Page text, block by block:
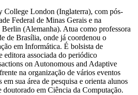
College London (Inglaterra), com pós-
Federal de Minas Gerais e na
(Alemanha). Atua como professora
de Brasília, onde já coordenou o
em Informática. É bolsista de
associada do periódico
on Autonomous and Adaptive
na organização de vários eventos
sua área de pesquisa e orienta alunos
doutorado em Ciência da Computação.